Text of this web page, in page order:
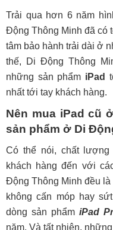
Trải qua hơn 6 năm
Động Thông Minh đã có
tâm bảo hành trải dài ở
thế, Di Động Thông
những sản phẩm iPad
nhất tới tay khách hàng.
Nên mua iPad cũ
sản phẩm ở Di
Có thể nói, chất
khách hàng đến với
Động Thông Minh đều
không cấn móp hay
dòng sản phẩm iPad
năm. Và tất nhiên,